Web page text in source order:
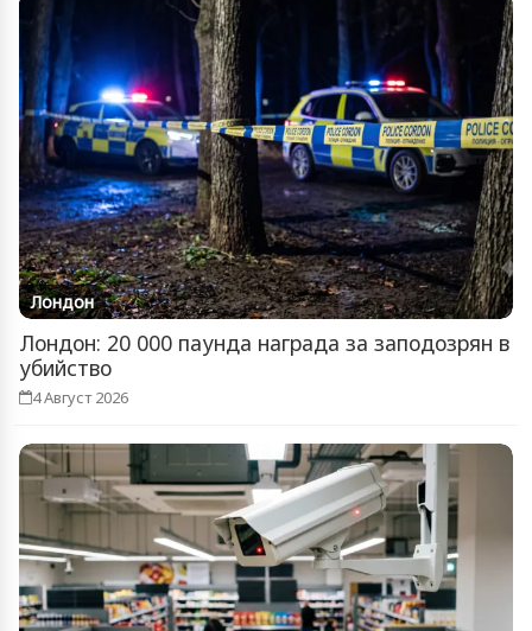
Лондон
Лондон: 20 000 паунда награда за заподозрян в
убийство
4 Август 2026